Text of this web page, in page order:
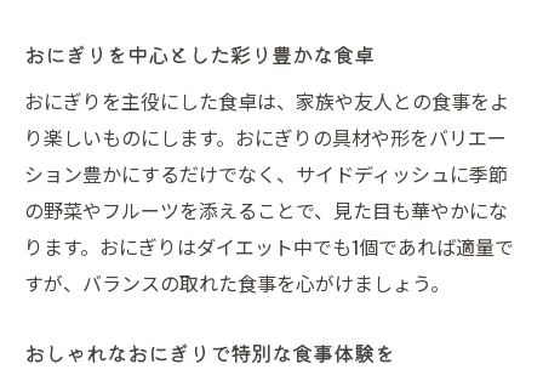
おにぎりを中心とした彩り豊かな食卓
おにぎりを主役にした食卓は、家族や友人との食事をよ
り楽しいものにします。おにぎりの具材や形をバリエー
ション豊かにするだけでなく、サイドディッシュに季節
の野菜やフルーツを添えることで、見た目も華やかにな
ります。おにぎりはダイエット中でも1個であれば適量で
すが、バランスの取れた食事を心がけましょう。
おしゃれなおにぎりで特別な食事体験を